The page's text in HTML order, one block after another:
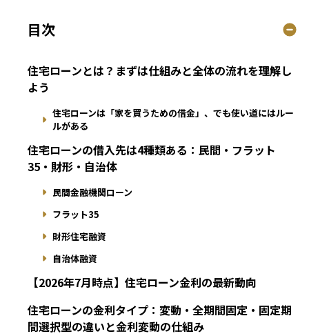
目次
住宅ローンとは？まずは仕組みと全体の流れを理解し
よう
住宅ローンは「家を買うための借金」、でも使い道にはルー
ルがある
住宅ローンの借入先は4種類ある：民間・フラット
35・財形・自治体
民間金融機関ローン
フラット35
財形住宅融資
自治体融資
【2026年7月時点】住宅ローン金利の最新動向
住宅ローンの金利タイプ：変動・全期間固定・固定期
間選択型の違いと金利変動の仕組み